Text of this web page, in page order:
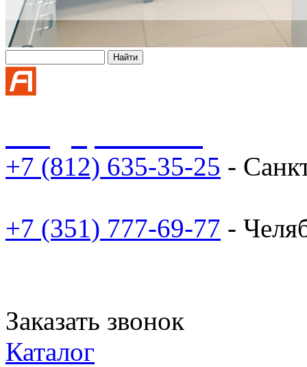
+7 (812) 635-35-25 -
+7 (351) 777-69-77 -
Заказать звонок
Каталог